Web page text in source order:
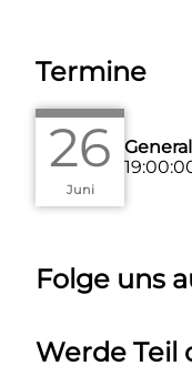
Termine
26
Juni
Folge uns
Werde Teil